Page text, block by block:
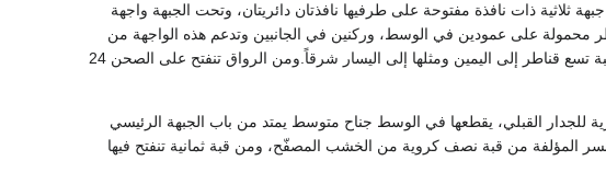
جبهة ثلاثية ذات نافذة مفتوحة على طرفيها نافذتان دائريتان، وتحت الجبهة واجهة
محمولة على عمودين في الوسط، وركنين في الجانبين وتدعم هذه الواجهة من
الطرفين دعامتان مربعتان ضخمتان. وعلى طرفي هذه الواجهة تمتد القناطر المتراكبة تسع قناطر إلى اليمين ومثلها إلى اليسار شرقاً.ومن الرواق تنفتح على الصحن 24
عددها 24 قنطرة تمتد عرضانياً موازية للجدار القبلي، يقطعها في الوسط جناح متوسط يمتد من باب الجبهة الرئيسي
من قبة نصف كروية من الخشب المصفّح، ومن قبة ثمانية تنفتح فيها